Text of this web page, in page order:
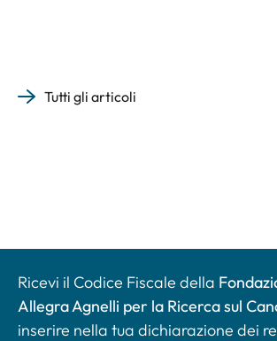
Tutti gli articoli
Ricevi il Codice Fiscale della
Allegra Agnelli per la Ricerca sul
inserire nella tua dichiarazione dei